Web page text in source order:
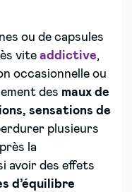
ou de capsules
vite addictive,
occasionnelle ou
des maux de
sensations de
plusieurs
la
avoir des effets
d’équilibre